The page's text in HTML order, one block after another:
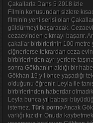
Çakallarla Dans 5 2018 izle
Filmin konusundan sizlere
filminin yeni serisi olan
güldürmeyi başaracak.
cezaevinden çıkmayı başarır.
çakallar birbirlerinin 100 metre
çiğnerlerse tekrardan ceza
birbirlerinden ayrı yerlere
sonra Gökhan’ın aldığı bir
Gökhan 19 yıl önce yaşadığı
olduğunu öğrenir. Leyla ile
birbirlerinden haberdar
Leyla bunca yıl babası
istemez. Türk pornoAncak
varlığı kızıdır. Onuda